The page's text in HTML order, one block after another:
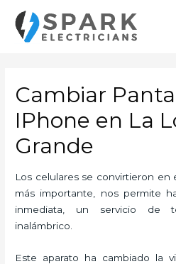
contenido
Cambiar
IPhone en La
Grande
Los celulares se convirtieron
más importante, nos permite
inmediata, un servicio de
inalámbrico.
Este aparato ha cambiado la